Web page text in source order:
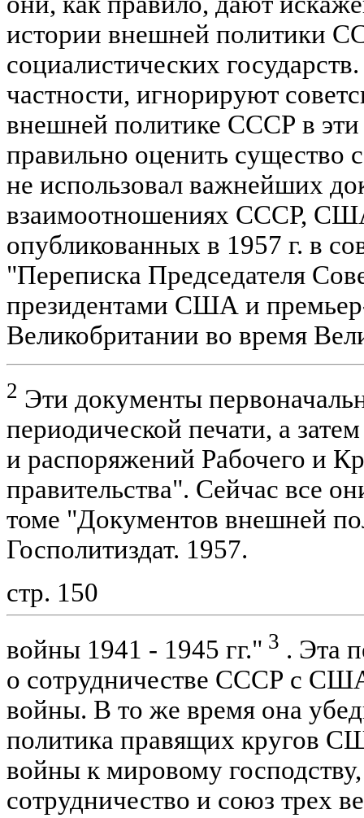
истории внешней политики
социалистических
частности, игнорируют
внешней политике СССР в эти
правильно оценить существо
не использовал важнейших
взаимоотношениях СССР,
опубликованных в 1957 г. в
"Переписка Председателя
президентами США и
Великобритании во время
2 Эти документы
периодической печати, а
и распоряжений Рабочего и
правительства". Сейчас все
томе "Документов внешней
Госполитиздат. 1957.
стр. 150
войны 1941 - 1945 гг." 3 . Эта
о сотрудничестве СССР с
войны. В то же время она
политика правящих кругов
войны к мировому
сотрудничество и союз трех